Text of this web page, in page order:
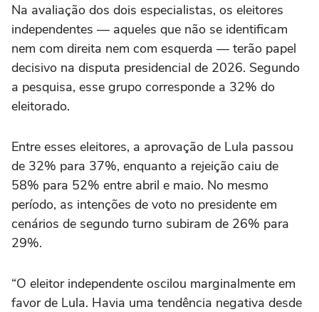
Na avaliação dos dois especialistas, os eleitores
independentes — aqueles que não se identificam
nem com direita nem com esquerda — terão papel
decisivo na disputa presidencial de 2026. Segundo
a pesquisa, esse grupo corresponde a 32% do
eleitorado.
Entre esses eleitores, a aprovação de Lula passou
de 32% para 37%, enquanto a rejeição caiu de
58% para 52% entre abril e maio. No mesmo
período, as intenções de voto no presidente em
cenários de segundo turno subiram de 26% para
29%.
“O eleitor independente oscilou marginalmente em
favor de Lula. Havia uma tendência negativa desde